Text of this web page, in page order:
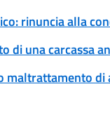
rinuncia alla
di una carcassa
maltrattamento di